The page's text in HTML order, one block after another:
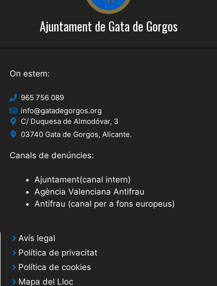
Ajuntament de Gata de Gorgos
On estem:
965 756 089
info@gatadegorgos.org
C/ Duquesa de Almodóvar, 3
03740 Gata de Gorgos, Alicante.
Canals de denúncies:
Ajuntament(canal intern)
Agència Valenciana Antifrau
Antifrau (canal per a fons europeus)
Avís legal
Política de privacitat
Política de cookies
Mapa del Lloc